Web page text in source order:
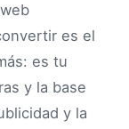
es el
es tu
y la base
y la